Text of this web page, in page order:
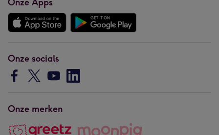
Onze Apps
Onze socials
Onze merken